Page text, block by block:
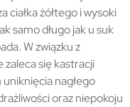
ciałka żółtego i wysoki
samo długo jak u suk
W związku z
zaleca się kastracji
nagłego
oraz niepokoju